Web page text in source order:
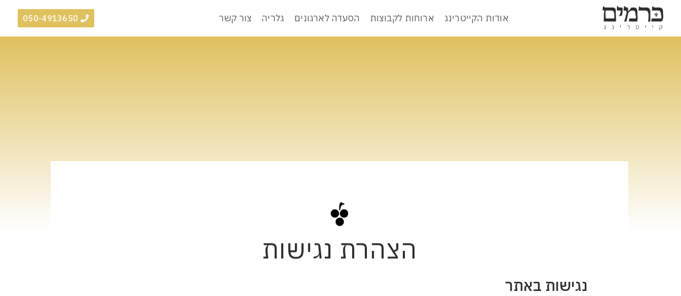
אודות הקייטרינג ארוחות לקבוצות הסעדה לארגונים גלריה צור קשר 050-4913650
הצהרת נגישות
נגישות באתר